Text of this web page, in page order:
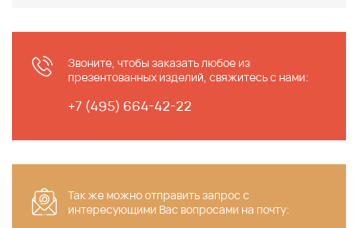
Звоните, чтобы заказать любое из
презентованных изделий, свяжитесь с нами:
+7 (495) 664-42-22
Так же можно отправить запрос c
интересующими Вас вопросами на почту: